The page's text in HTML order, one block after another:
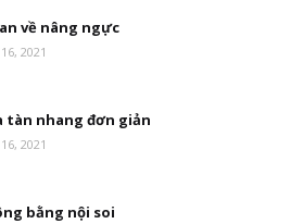
về nâng ngực
2021
tàn nhang đơn giản
2021
bằng nội soi